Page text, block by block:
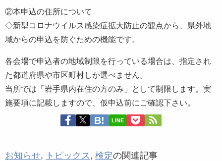
②本申込の住所について
◇新型コロナウイルス感染症拡大防止の観点から、県外地
域からの申込を防ぐための機能です。
各会場で申込者の地域制限を行っている場合は、指定され
た都道府県や市区町村しか選べません。
当所では「岩手県内在住の方のみ」として制限します。実
施要項に記載しますので、仮申込前にご確認下さい。
LINE
お知らせ, トピックス , 検定の関連記事